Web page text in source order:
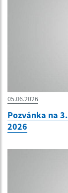
05.06.2026
Pozvánka na
2026